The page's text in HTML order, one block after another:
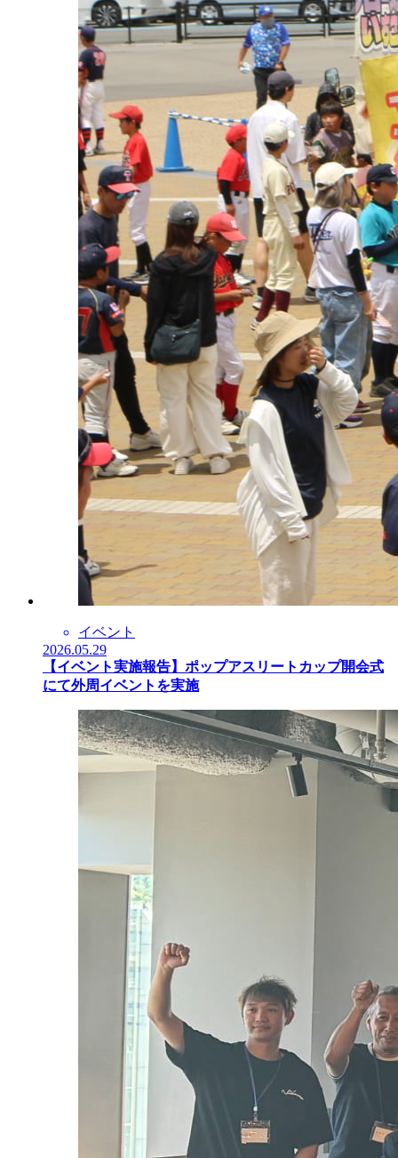
イベント
2026.05.29
【イベント実施報告】ポップアスリートカップ開会式
にて外周イベントを実施